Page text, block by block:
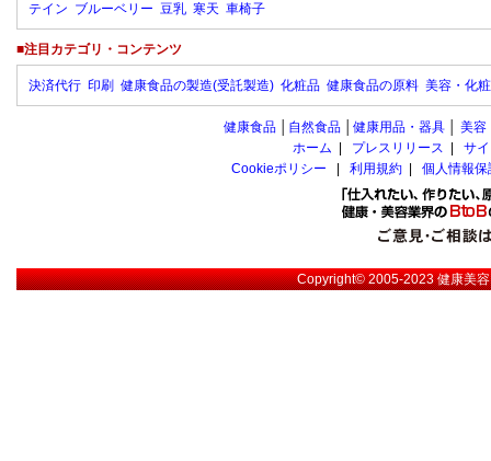
テイン ブルーベリー 豆乳 寒天 車椅子
■注目カテゴリ・コンテンツ
決済代行 印刷 健康食品の製造(受託製造) 化粧品 健康食品の原料 美容・化
健康食品 自然食品 健康用品・器具 美容
ホーム
プレスリリース
サ
Cookieポリシー
利用規約 個人情報
Copyright© 2005-2023健康美